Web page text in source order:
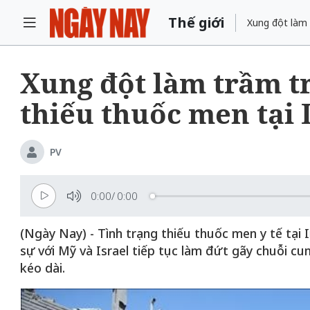
Thế giới Xung đột
Xung đột làm trầm
thiếu thuốc men tại
PV
0:00/ 0:00
(Ngày Nay) - Tình trạng thiếu thuốc men y tế tại
sự với Mỹ và Israel tiếp tục làm đứt gãy chuỗi
kéo dài.